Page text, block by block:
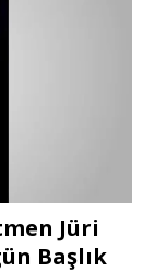
Jüri
Başlık